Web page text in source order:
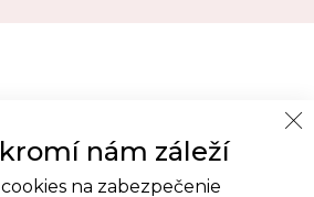
nám záleží
na zabezpečenie